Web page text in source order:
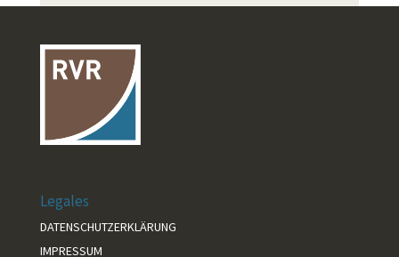
Legales
DATENSCHUTZERKLÄRUNG
IMPRESSUM